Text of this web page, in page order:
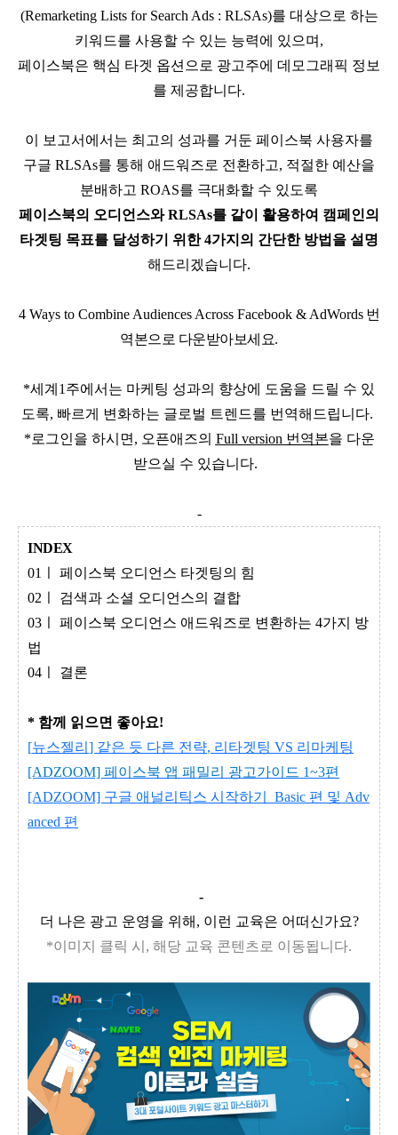
(Remarketing Lists for Search Ads : RLSAs)를 대상으로 하는
키워드를 사용할 수 있는 능력에 있으며 ,
페이스북은 핵심 타겟 옵션으로 광고주에 데모그래픽 정보
를 제공합니다.
이 보고서에서는 최고의 성과를 거둔 페이스북 사용자를
구글 RLSAs를 통해 애드워즈로 전환하고, 적절한 예산을
분배하고 ROAS를 극대화할 수 있도록
페이스북의 오디언스와 RLSAs를 같이 활용하여 캠페인의
타겟팅 목표를 달성하기 위한4가지의 간단한 방법을 설명
해드리겠습니다.
4 Ways to Combine Audiences Across Facebook & AdWords번
역본으로 다운받아보세요.
*세계1주에서는 마케팅 성과의 향상에 도움을 드릴 수 있
도록, 빠르게 변화하는 글로벌 트렌드를 번역해드립니다.
*로그인을 하시면, 오픈애즈의 Full version 번역본을 다운
받으실 수 있습니다.
-
INDEX
01ㅣ 페이스북 오디언스 타겟팅의 힘
02ㅣ 검색과 소셜 오디언스의 결합
03ㅣ 페이스북 오디언스 애드워즈로 변환하는 4가지 방
법
04ㅣ 결론
* 함께 읽으면 좋아요!
[뉴스젤리 ] 같은 듯 다른 전략, 리타겟팅 VS 리마케팅
[ADZOOM] 페이스북 앱 패밀리 광고가이드 1~3편
[ADZOOM] 구글 애널리틱스 시작하기_Basic 편 및 Adv
anced 편
-
더 나은 광고 운영을 위해, 이런 교육은 어떠신가요?
*이미지 클릭 시, 해당 교육 콘텐츠로 이동됩니다.